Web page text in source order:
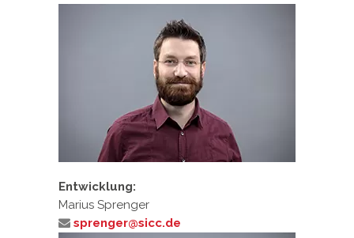
Entwicklung:
Marius Sprenger
sprenger@sicc.de